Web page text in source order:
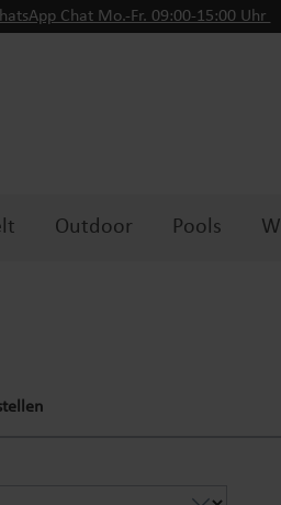
Chat Mo.-Fr. 09:00-15:00 Uhr
Outdoor Pools